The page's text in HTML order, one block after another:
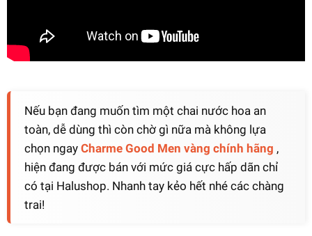
Nếu bạn đang muốn tìm một chai nước hoa an
toàn, dễ dùng thì còn chờ gì nữa mà không lựa
chọn ngay Charme Good Men vàng chính hãng ,
hiện đang được bán với mức giá cực hấp dãn chỉ
có tại Halushop. Nhanh tay kẻo hết nhé các chàng
trai!